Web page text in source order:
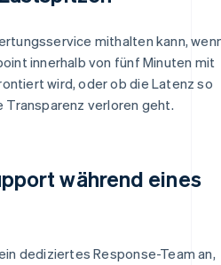
mithalten kann,
innerhalb von fünf Minuten mit
wird, oder ob die Latenz so
verloren geht.
während eines
dediziertes Response-Team an,